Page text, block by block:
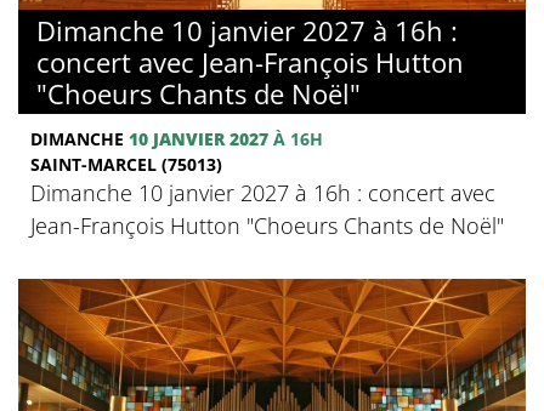
Dimanche 10 janvier 2027 à 16h :
concert avec Jean-François Hutton
"Choeurs Chants de Noël"
DIMANCHE 10 JANVIER 2027 À 16H
SAINT-MARCEL (75013)
Dimanche 10 janvier 2027 à 16h : concert avec
Jean-François Hutton "Choeurs Chants de Noël"